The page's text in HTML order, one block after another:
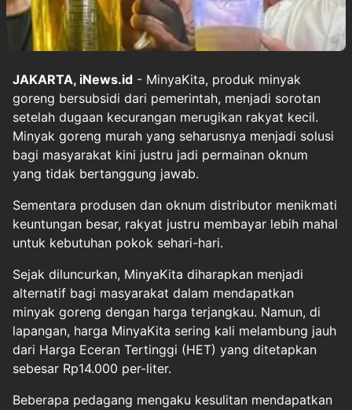
JAKARTA, iNews.id - MinyaKita, produk minyak
goreng bersubsidi dari pemerintah, menjadi sorotan
setelah dugaan kecurangan merugikan rakyat kecil.
Minyak goreng murah yang seharusnya menjadi solusi
bagi masyarakat kini justru jadi permainan oknum
yang tidak bertanggung jawab.
Sementara produsen dan oknum distributor menikmati
keuntungan besar, rakyat justru membayar lebih mahal
untuk kebutuhan pokok sehari-hari.
Sejak diluncurkan, MinyaKita diharapkan menjadi
alternatif bagi masyarakat dalam mendapatkan
minyak goreng dengan harga terjangkau. Namun, di
lapangan, harga MinyaKita sering kali melambung jauh
dari Harga Eceran Tertinggi (HET) yang ditetapkan
sebesar Rp14.000 per-liter.
Beberapa pedagang mengaku kesulitan mendapatkan